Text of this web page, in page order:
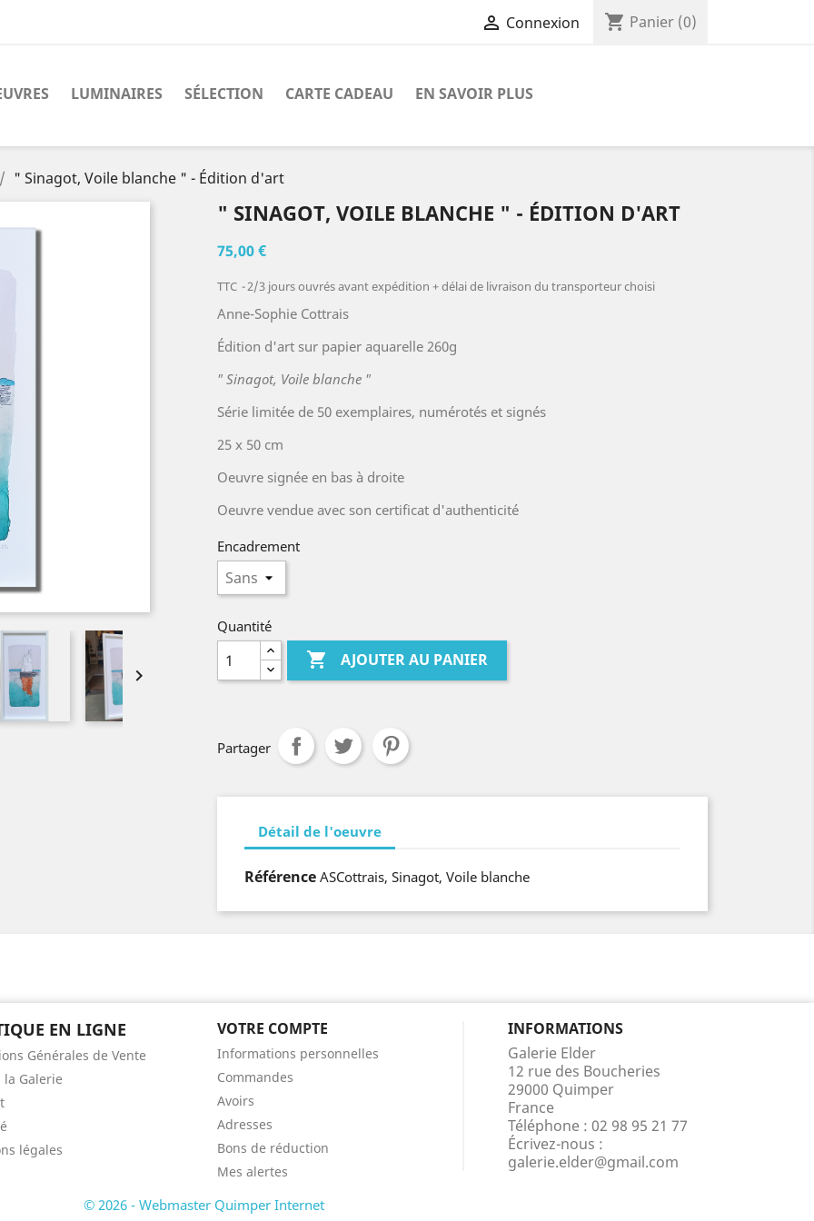
 Connexion shopping_cart Panier (0)
LUMINAIRES SÉLECTION CARTE CADEAU EN SAVOIR PLUS
" Sinagot, Voile blanche " - Édition d'art

" SINAGOT, VOILE BLANCHE " - ÉDITION D'ART
75,00 €
TTC 2/3 jours ouvrés avant expédition + délai de livraison du transporteur choisi
Anne-Sophie Cottrais
Édition d'art sur papier aquarelle 260g
" Sinagot, Voile blanche "
Série limitée de 50 exemplaires, numérotés et signés
25 x 50 cm
Oeuvre signée en bas à droite
Oeuvre vendue avec son certificat d'authenticité
Encadrement
Quantité
 AJOUTER AU PANIER
Partager
Détail de l'oeuvre
Référence ASCottrais, Sinagot, Voile blanche
EN LIGNE
Générales de Vente
la Galerie
légales
VOTRE COMPTE
Informations personnelles
Commandes
Avoirs
Adresses
Bons de réduction
Mes alertes
INFORMATIONS
Galerie Elder
12 rue des Boucheries
29000 Quimper
France
Téléphone : 02 98 95 21 77
Écrivez-nous :
galerie.elder@gmail.com
© 2026 - Webmaster Quimper Internet